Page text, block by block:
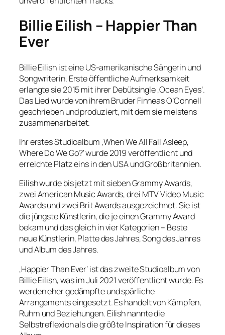
Billie Eilish – Happier Than
Ever
Billie Eilish ist eine US-amerikanische Sängerin und
Songwriterin. Erste öffentliche Aufmerksamkeit
erlangte sie 2015 mit ihrer Debütsingle ‚Ocean Eyes‘.
Das Lied wurde von ihrem Bruder Finneas O’Connell
geschrieben und produziert, mit dem sie meistens
zusammenarbeitet.
Ihr erstes Studioalbum ‚When We All Fall Asleep,
Where Do We Go?‘ wurde 2019 veröffentlicht und
erreichte Platz eins in den USA und Großbritannien.
Eilish wurde bis jetzt mit sieben Grammy Awards,
zwei American Music Awards, drei MTV Video Music
Awards und zwei Brit Awards ausgezeichnet. Sie ist
die jüngste Künstlerin, die je einen Grammy Award
bekam und das gleich in vier Kategorien – Beste
neue Künstlerin, Platte des Jahres, Song des Jahres
und Album des Jahres.
‚Happier Than Ever‘ ist das zweite Studioalbum von
Billie Eilish, was im Juli 2021 veröffentlicht wurde. Es
werden eher gedämpfte und spärliche
Arrangements eingesetzt. Es handelt von Kämpfen,
Ruhm und Beziehungen. Eilish nannte die
Selbstreflexion als die größte Inspiration für dieses